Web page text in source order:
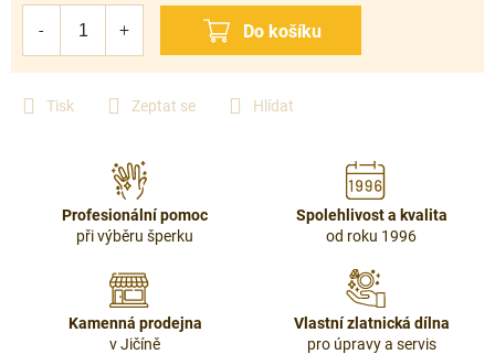
Tisk Zeptat se Hlídat
Profesionální pomoc
při výběru šperku
Spolehlivost a kvalita
od roku 1996
Kamenná prodejna
v Jičíně
Vlastní zlatnická dílna
pro úpravy a servis